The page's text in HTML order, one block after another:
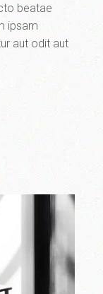
beatae
ipsam
aut odit aut